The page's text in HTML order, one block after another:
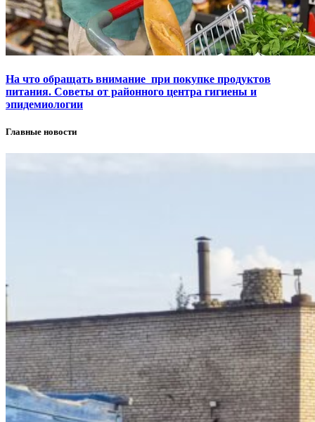
На что обращать внимание при покупке продуктов
питания. Советы от районного центра гигиены и
эпидемиологии
Главные новости